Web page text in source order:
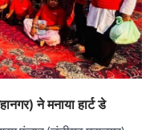
ने मनाया हार्ट डे
(सेवा) ने पंजाब में सौर
को दूर करने के लिए पीएसपीसीएल
से की मुलाकात
6, 2026
घोटाला’ भाजपा के
लोकतंत्र की हत्या का सबसे बड़ा